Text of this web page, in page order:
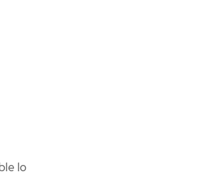
lo